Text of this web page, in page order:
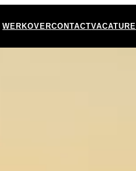
WERKOVERCONTACTVACATURE